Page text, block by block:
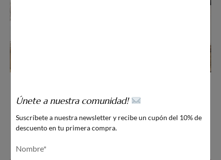
Desde165€
SELECCIONAR OPCIONES
Únete a nuestra comunidad!
Suscríbete a nuestra newsletter y recibe un cupón del 10% de
descuento en tu primera compra.